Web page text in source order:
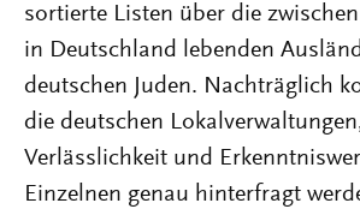
sortierte Listen über die
in Deutschland lebenden
deutschen Juden. Nachträglich
die deutschen
Verlässlichkeit und
Einzelnen genau hinterfragt